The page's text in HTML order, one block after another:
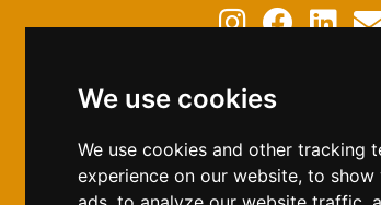
We use cookies
We use cookies and other tracking
experience on our website, to
Idiomas
Inglés
Italiano